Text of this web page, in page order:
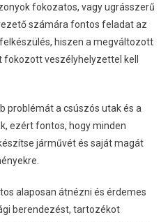
fokozatos, vagy ugrásszerű
számára fontos feladat az
hiszen a megváltozott
veszélyhelyzettel kell
problémát a csúszós utak és a
ezért fontos, hogy minden
járművét és saját magát
alaposan átnézni és érdemes
berendezést, tartozékot